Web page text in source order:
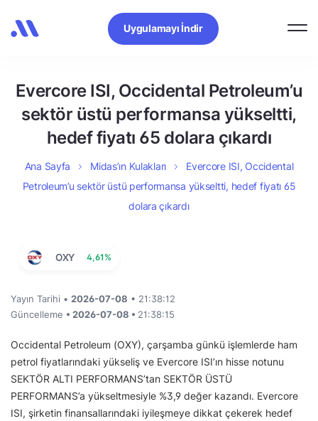
Uygulamayı İndir
Evercore ISI, Occidental Petroleum’u
sektör üstü performansa yükseltti,
hedef fiyatı 65 dolara çıkardı
Ana Sayfa Midas’ın Kulakları
Evercore ISI, Occidental
Petroleum’u sektör üstü performansa yükseltti, hedef fiyatı 65
dolara çıkardı
OXY 4,61%
Yayın Tarihi • 2026-07-08 • 21:38:12
Güncelleme • 2026-07-08 • 21:38:15
Occidental Petroleum (OXY), çarşamba günkü işlemlerde ham
petrol fiyatlarındaki yükseliş ve Evercore ISI’ın hisse notunu
SEKTÖR ALTI PERFORMANS’tan SEKTÖR ÜSTÜ
PERFORMANS’a yükseltmesiyle %3,9 değer kazandı. Evercore
ISI, şirketin finansallarındaki iyileşmeye dikkat çekerek hedef